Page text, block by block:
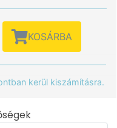
KOSÁRBA
kerül kiszámításra.